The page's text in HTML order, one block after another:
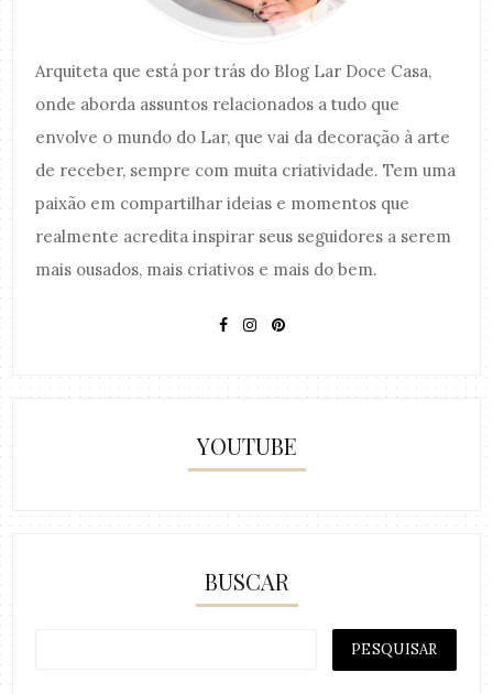
Arquiteta que está por trás do Blog Lar Doce Casa,
onde aborda assuntos relacionados a tudo que
envolve o mundo do Lar, que vai da decoração à arte
de receber, sempre com muita criatividade. Tem uma
paixão em compartilhar ideias e momentos que
realmente acredita inspirar seus seguidores a serem
mais ousados, mais criativos e mais do bem.
YOUTUBE
BUSCAR